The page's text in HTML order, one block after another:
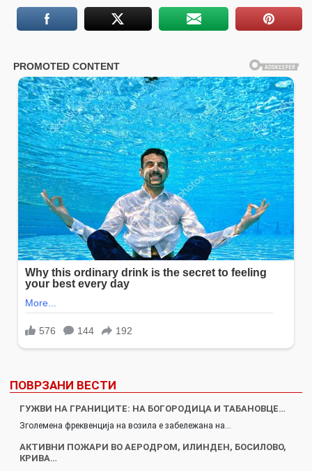
ПОВРЗАНИ ВЕСТИ
ГУЖВИ НА ГРАНИЦИТЕ: НА БОГОРОДИЦА И ТАБАНОВЦЕ…
Зголемена фреквенција на возила е забележана на…
АКТИВНИ ПОЖАРИ ВО АЕРОДРОМ, ИЛИНДЕН, БОСИЛОВО,
КРИВА…